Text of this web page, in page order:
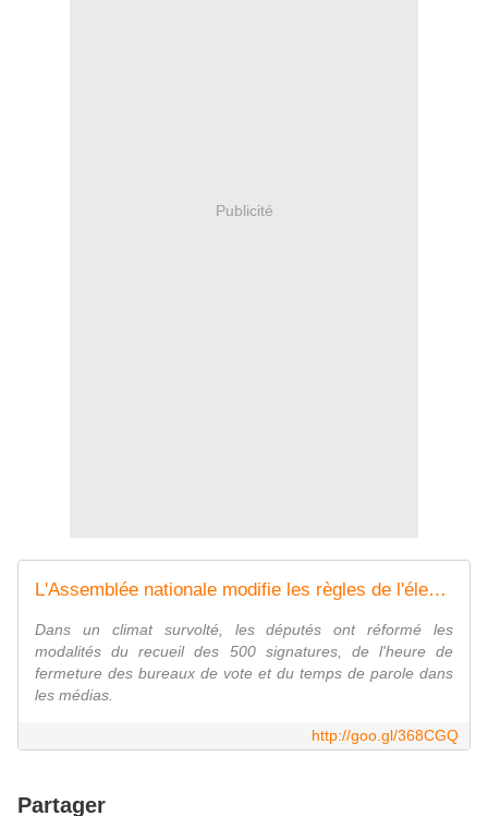
Publicité
L'Assemblée nationale modifie les règles de l'élection présidentielle
Dans un climat survolté, les députés ont réformé les
modalités du recueil des 500 signatures, de l'heure de
fermeture des bureaux de vote et du temps de parole dans
les médias.
http://goo.gl/368CGQ
Partager